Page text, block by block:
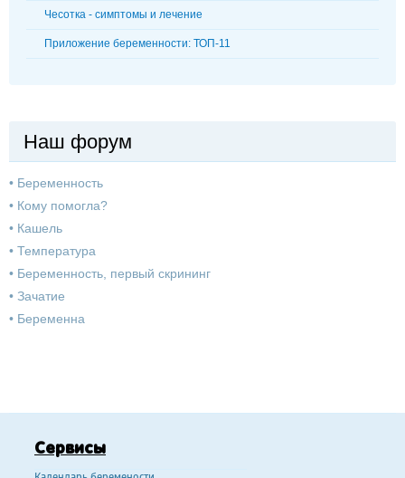
Чесотка - симптомы и лечение
Приложение беременности: ТОП-11
Наш форум
• Беременность
• Кому помогла?
• Кашель
• Температура
• Беременность, первый скрининг
• Зачатие
• Беременна
Сервисы